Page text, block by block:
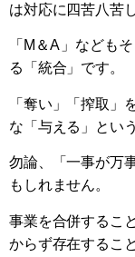
は対応に四苦八苦
「M＆A」なども
る「統合」です。
「奪い」「搾取」
な「与える」とい
勿論、「一事が万
もしれません。
事業を合併するこ
からず存在するこ